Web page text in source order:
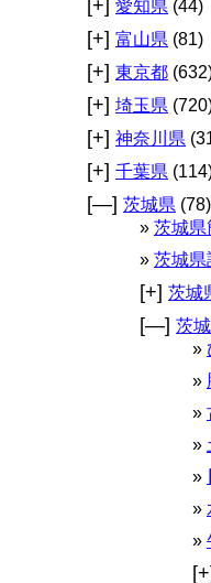
[+] 愛知県 (44)
[+] 富山県 (81)
[+] 東京都
[+] 埼玉県
[+] 神奈川県
[+] 千葉県
[—] 茨城県 (78)
茨城県
茨城県
[+] 茨城
[—] 茨